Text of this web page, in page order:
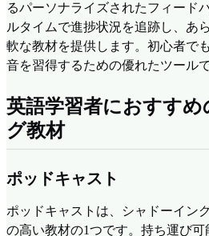
るパーソナライズされたフィード
ルタイムで進捗状況を追跡し、あ
軟な教材を提供します。初心者で
音を習得するための優れたツールで
英語学習者におすす
グ教材
ポッドキャスト
ポッドキャストは、シャドーイン
の高い教材の1つです。持ち運び